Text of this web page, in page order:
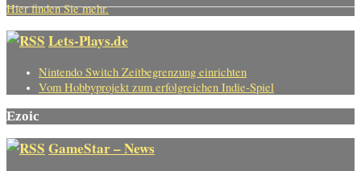
Hier finden Sie mehr.
Lets-Plays.de
Nintendo Switch Zeitbegrenzung einrichten
Vom Hobbyprojekt zum erfolgreichen Indie-Spiel
Ezoic
GameStar – News